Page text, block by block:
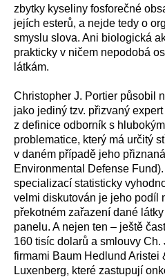
zbytky kyseliny fosforečné
jejích esterů, a nejde tedy o
smyslu slova. Ani biologická
prakticky v ničem nepodobá
látkám.
Christopher J. Portier působil
jako jediný tzv. přizvaný
z definice odborník s
problematice, který má určitý
v daném případě jeho
Environmental Defense
specializací statisticky
velmi diskutován je jeho podíl
překotném zařazení dané
panelu. A nejen ten – ještě
160 tisíc dolarů a smlouvy Ch.
firmami Baum Hedlund Aristei
Luxenberg, které zastupují